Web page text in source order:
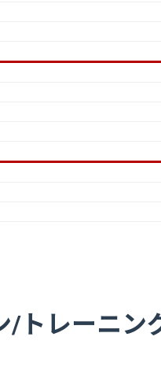
ン/トレー